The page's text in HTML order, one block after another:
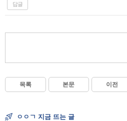
답글
목록 본문 이전
ㅇㅇㄱ 지금 뜨는 글